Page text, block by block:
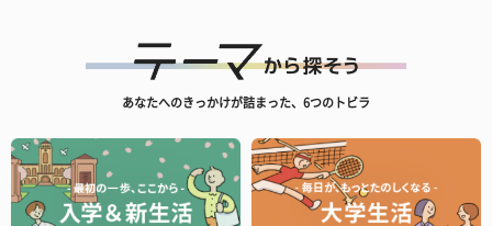
あなたへのきっかけが詰まった、6つのトビラ